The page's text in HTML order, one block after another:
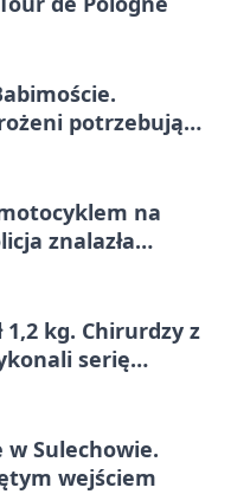
potrzebują
na
znalazła
1,2 kg. Chirurdzy z
serię
w Sulechowie.
wejściem